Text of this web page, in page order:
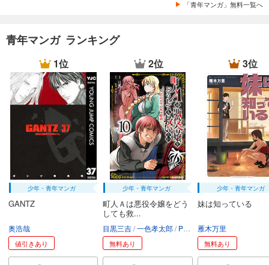
「青年マンガ」無料一覧へ
青年マンガ ランキング
1位
少年・青年マンガ
GANTZ
奥浩哉
値引きあり
2位
少年・青年マンガ
町人Ａは悪役令嬢をどう
しても救...
目黒三吉 一色孝太郎 Parum
無料あり
3位
少年・青年マンガ
妹は知っている
雁木万里
無料あり